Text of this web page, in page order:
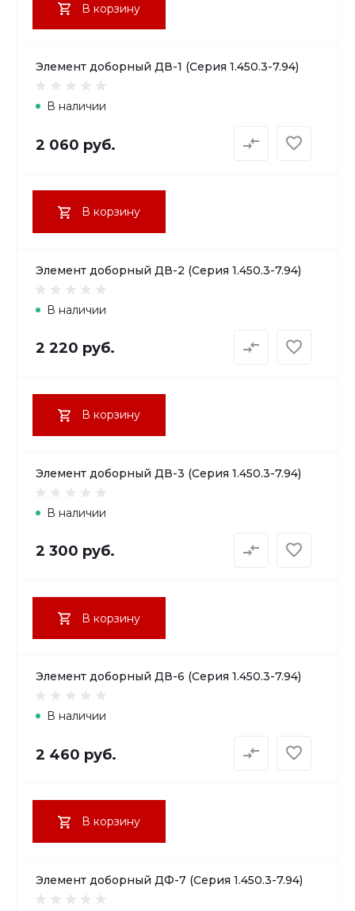
В корзину
Элемент доборный ДВ-1 (Серия 1.450.3-7.94)
В наличии
2 060 руб.
В корзину
Элемент доборный ДВ-2 (Серия 1.450.3-7.94)
В наличии
2 220 руб.
В корзину
Элемент доборный ДВ-3 (Серия 1.450.3-7.94)
В наличии
2 300 руб.
В корзину
Элемент доборный ДВ-6 (Серия 1.450.3-7.94)
В наличии
2 460 руб.
В корзину
Элемент доборный ДФ-7 (Серия 1.450.3-7.94)